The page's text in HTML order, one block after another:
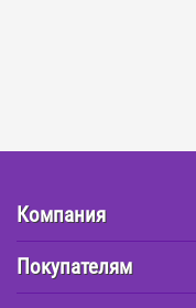
Компания
Покупателям